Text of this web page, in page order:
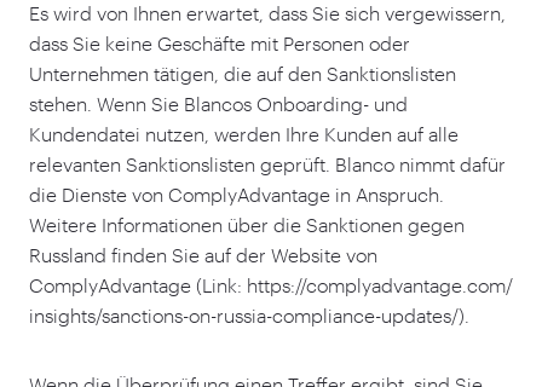
Es wird von Ihnen erwartet, dass Sie sich vergewissern,
dass Sie keine Geschäfte mit Personen oder
Unternehmen tätigen, die auf den Sanktionslisten
stehen. Wenn Sie Blancos Onboarding- und
Kundendatei nutzen, werden Ihre Kunden auf alle
relevanten Sanktionslisten geprüft. Blanco nimmt dafür
die Dienste von ComplyAdvantage in Anspruch.
Weitere Informationen über die Sanktionen gegen
Russland finden Sie auf der Website von
ComplyAdvantage (Link: https://​com​plyad​van​tage​.com/​
i​n​s​i​g​h​t​s​/​s​a​n​c​t​i​o​n​s​-​o​n​-​r​u​s​s​i​a​-​c​o​m​p​l​i​a​n​c​e​-​u​p​d​ates/).